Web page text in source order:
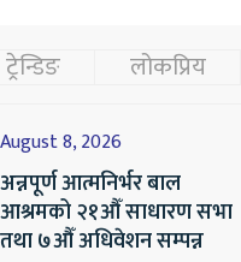
ट्रेन्डिङ लोकप्रिय
August 8, 2026
अन्नपूर्ण आत्मनिर्भर बाल
आश्रमको २१औँ साधारण सभा
तथा ७औँ अधिवेशन सम्पन्न